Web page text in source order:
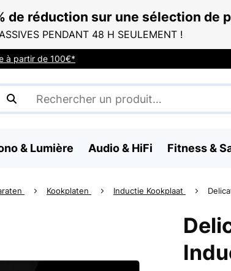
de réduction sur une sélection de
PENDANT 48 H SEULEMENT !
à partir de 100€*
& Lumière Audio & HiFi Fitness &
Kookplaten Inductie Kookplaat